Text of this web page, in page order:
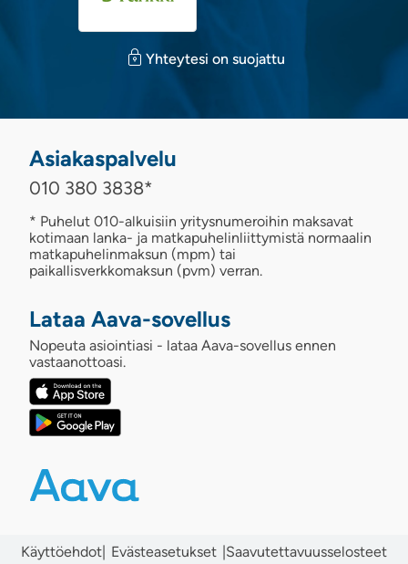
Yhteytesi on suojattu
Asiakaspalvelu
010 380 3838*
* Puhelut 010-alkuisiin yritysnumeroihin maksavat
kotimaan lanka- ja matkapuhelinliittymistä normaalin
matkapuhelinmaksun (mpm) tai
paikallisverkkomaksun (pvm) verran.
Lataa Aava-sovellus
Nopeuta asiointiasi - lataa Aava-sovellus ennen
vastaanottoasi.
Käyttöehdot| Evästeasetukset |Saavutettavuusselosteet